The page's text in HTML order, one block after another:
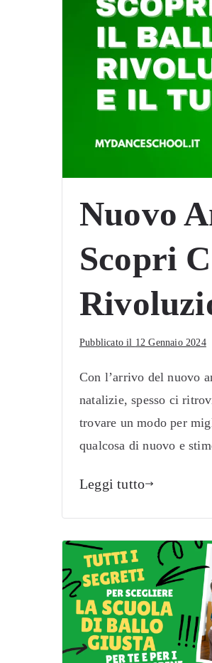
Nuovo
Scopri
Pubblicato il 12 Gennaio 2024
Con l’arrivo del nuovo
natalizie, spesso ci
trovare un modo per
qualcosa di nuovo e
Leggi tutto